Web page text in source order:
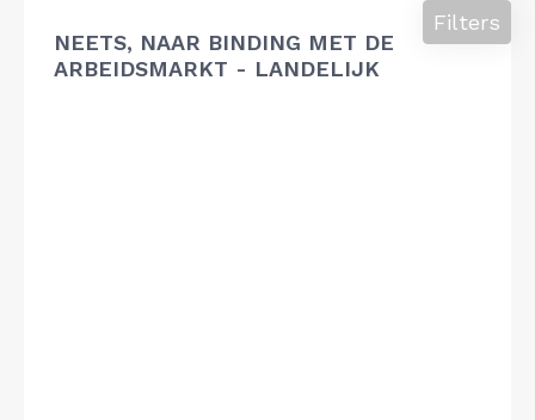
NEETS, NAAR BINDING MET DE
ARBEIDSMARKT - LANDELIJK
Filters